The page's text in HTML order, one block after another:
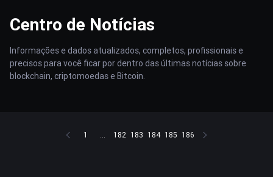
Centro de Notícias
Informações e dados atualizados, completos, profissionais e
precisos para você ficar por dentro das últimas notícias sobre
blockchain, criptomoedas e Bitcoin.
1 ... 182 183 184 185 186